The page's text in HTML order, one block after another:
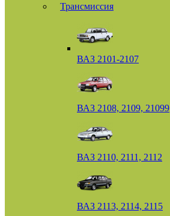
Трансмиссия
ВАЗ 2101-2107
ВАЗ 2108, 2109, 21099
ВАЗ 2110, 2111, 2112
ВАЗ 2113, 2114, 2115